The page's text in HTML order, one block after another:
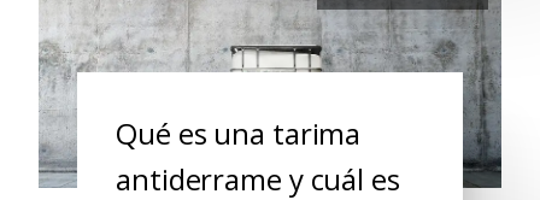
Qué es una tarima
antiderrame y cuál es